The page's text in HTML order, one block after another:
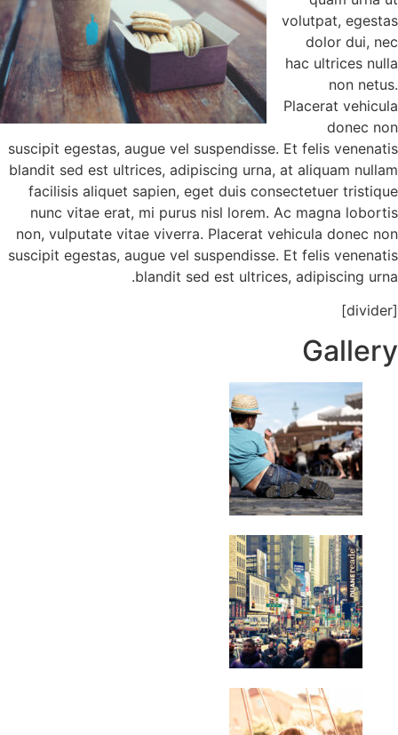
suscipit egestas, augue vel suspendisse.
blandit sed est ultrices, adipiscing urna,
facilisis aliquet sapien, eget duis
nunc vitae erat, mi purus nisl lorem.
non, vulputate vitae viverra. Placerat
suscipit egestas, augue vel suspendisse.
blandit sed est